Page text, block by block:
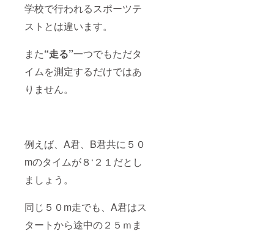
学校で行われるスポーツテ
ストとは違います。
また“走る”一つでもただタ
イムを測定するだけではあ
りません。
例えば、A君、B君共に５０
mのタイムが８‘２１だとし
ましょう。
同じ５０m走でも、A君はス
タートから途中の２５ｍま